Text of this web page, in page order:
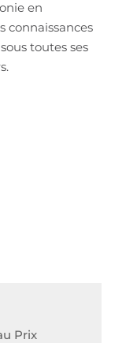
en
connaissances
toutes ses
Prix